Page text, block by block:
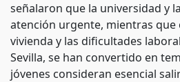
señalaron que la universidad y
atención urgente, mientras que
vivienda y las dificultades
Sevilla, se han convertido en
jóvenes consideran esencial